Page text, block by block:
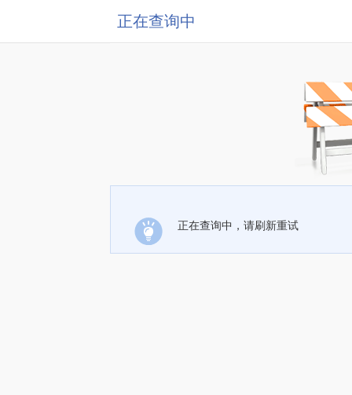
正在查询中
正在查询中，请刷新重试